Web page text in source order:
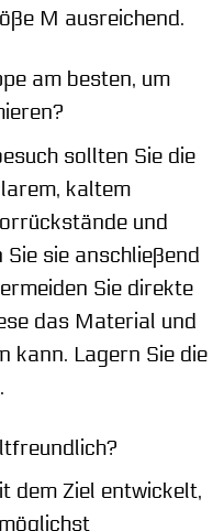
M ausreichend.
am besten, um
sollten Sie die
kaltem
und
sie anschließend
Sie direkte
das Material und
kann. Lagern Sie die
dem Ziel entwickelt,